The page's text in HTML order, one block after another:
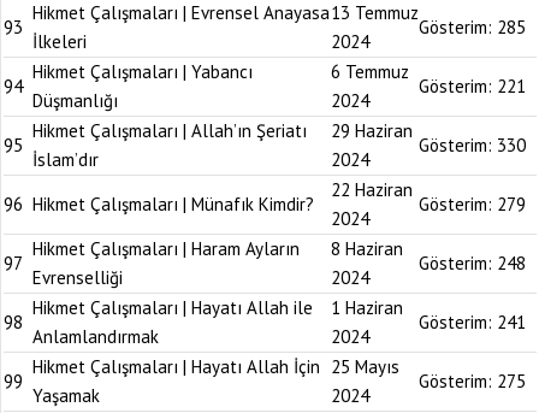
93
Hikmet Çalışmaları | Evrensel Anayasa
İlkeleri
13 Temmuz
2024
Gösterim: 285
94
Hikmet Çalışmaları | Yabancı
Düşmanlığı
6 Temmuz
2024
Gösterim: 221
95
Hikmet Çalışmaları | Allah’ın Şeriatı
İslam’dır
29 Haziran
2024
Gösterim: 330
96 Hikmet Çalışmaları | Münafık Kimdir?
22 Haziran
2024
Gösterim: 279
97
Hikmet Çalışmaları | Haram Ayların
Evrenselliği
8 Haziran
2024
Gösterim: 248
98
Hikmet Çalışmaları | Hayatı Allah ile
Anlamlandırmak
1 Haziran
2024
Gösterim: 241
99
Hikmet Çalışmaları | Hayatı Allah İçin
Yaşamak
25 Mayıs
2024
Gösterim: 275